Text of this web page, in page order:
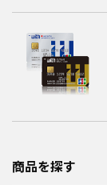
商品を探す